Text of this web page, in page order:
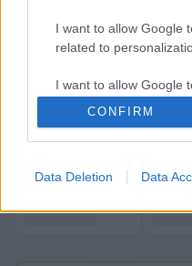
I want to allow Google
related to
I want to allow Google
related to security,
functionality and fraud
user protection.
CONFIRM
Data Deletion Data
is nőni fog, a növekvő
több adóbevételt
ráfordulni a 2026-os
egy forrás a Direkt36-
KECSUP